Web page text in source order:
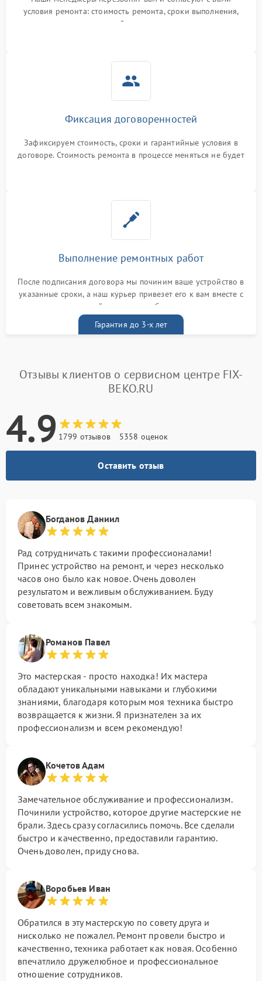
условия ремонта: стоимость ремонта, сроки выполнения,
гарантийные условия
Фиксация договоренностей
Зафиксируем стоимость, сроки и гарантийные условия в
договоре. Стоимость ремонта в процессе меняться не будет
Выполнение ремонтных работ
После подписания договора мы починим ваше устройство в
указанные сроки, а наш курьер привезет его к вам вместе с
гарантийным талоном бесплатно
Гарантия до 3-х лет
Отзывы клиентов о сервисном центре FIX-
BEKO.RU
4.9 1799 отзывов 5358 оценок
Оставить отзыв
Богданов Даниил
Рад сотрудничать с такими профессионалами!
Принес устройство на ремонт, и через несколько
часов оно было как новое. Очень доволен
результатом и вежливым обслуживанием. Буду
советовать всем знакомым.
Романов Павел
Это мастерская - просто находка! Их мастера
обладают уникальными навыками и глубокими
знаниями, благодаря которым моя техника быстро
возвращается к жизни. Я признателен за их
профессионализм и всем рекомендую!
Кочетов Адам
Замечательное обслуживание и профессионализм.
Починили устройство, которое другие мастерские не
брали. Здесь сразу согласились помочь. Все сделали
быстро и качественно, предоставили гарантию.
Очень доволен, приду снова.
Воробьев Иван
Обратился в эту мастерскую по совету друга и
нисколько не пожалел. Ремонт провели быстро и
качественно, техника работает как новая. Особенно
впечатлило дружелюбное и профессиональное
отношение сотрудников.